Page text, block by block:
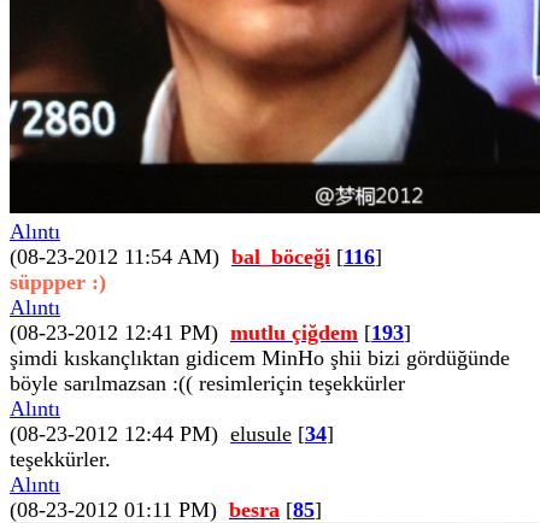
Alıntı
(08-23-2012 11:54 AM) bal_böceği [116]
süppper :)
Alıntı
(08-23-2012 12:41 PM) mutlu çiğdem [193]
şimdi kıskançlıktan gidicem MinHo şhii bizi gördüğünde
böyle sarılmazsan :(( resimleriçin teşekkürler
Alıntı
(08-23-2012 12:44 PM) elusule [34]
teşekkürler.
Alıntı
(08-23-2012 01:11 PM) besra [85]